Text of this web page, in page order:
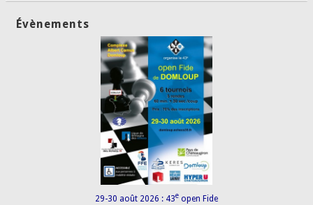
Évènements
29-30 août 2026 : 43e open Fide